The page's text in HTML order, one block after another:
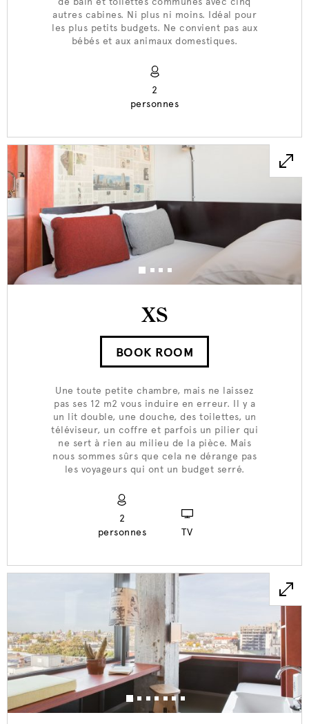
autres cabines. Ni plus ni moins. Idéal pour
les plus petits budgets. Ne convient pas aux
bébés et aux animaux domestiques.
2
personnes
XS
BOOK ROOM
Une toute petite chambre, mais ne laissez
pas ses 12 m2 vous induire en erreur. Il y a
un lit double, une douche, des toilettes, un
téléviseur, un coffre et parfois un pilier qui
ne sert à rien au milieu de la pièce. Mais
nous sommes sûrs que cela ne dérange pas
les voyageurs qui ont un budget serré.
2
personnes
TV